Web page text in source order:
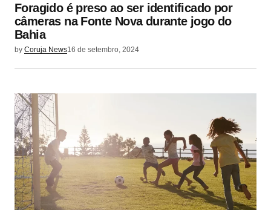
Foragido é preso ao ser identificado por
câmeras na Fonte Nova durante jogo do
Bahia
by Coruja News16 de setembro, 2024